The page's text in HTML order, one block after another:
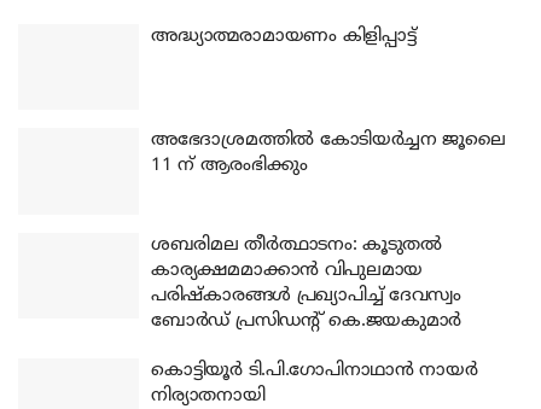
അദ്ധ്യാത്മരാമായണം കിളിപ്പാട്ട്
അഭേദാശ്രമത്തില്‍ കോടിയര്‍ച്ചന ജൂലൈ
11 ന് ആരംഭിക്കും
ശബരിമല തീര്‍ത്ഥാടനം: കൂടുതല്‍
കാര്യക്ഷമമാക്കാന്‍ വിപുലമായ
പരിഷ്‌കാരങ്ങള്‍ പ്രഖ്യാപിച്ച് ദേവസ്വം
ബോര്‍ഡ് പ്രസിഡന്റ് കെ.ജയകുമാര്‍
കൊട്ടിയൂര്‍ ടി.പി.ഗോപിനാഥാന്‍ നായര്‍
നിര്യാതനായി